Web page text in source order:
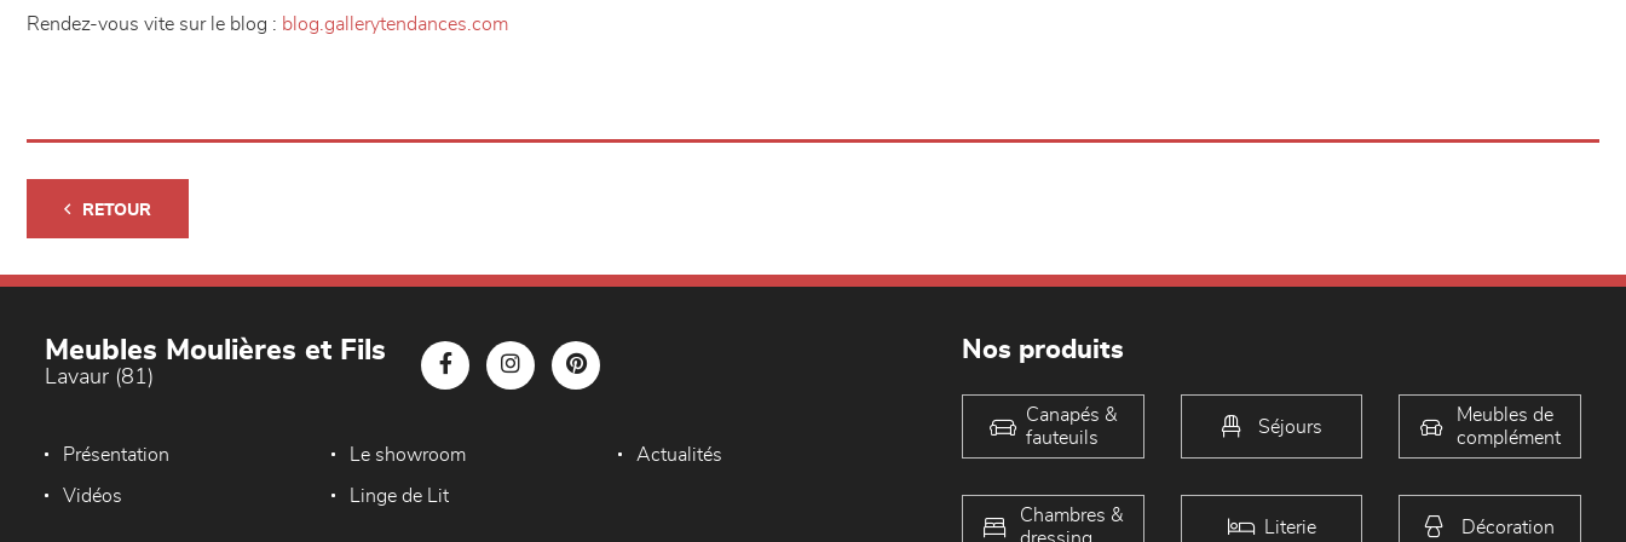
Rendez-vous vite sur le blog : blog.gallerytendances.com
RETOUR
Meubles Moulières et Fils
Lavaur (81)
Présentation Le showroom Actualités
Vidéos Linge de Lit
Nos produits
Canapés &
fauteuils
Séjours
Meubles de
complément
Chambres &
dressing
Literie Décoration